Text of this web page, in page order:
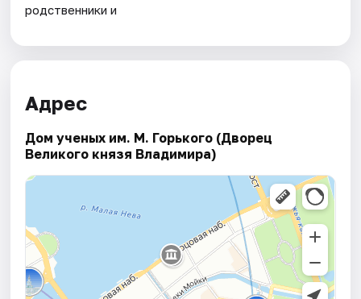
родственники и
Адрес
Дом ученых им. М. Горького (Дворец
Великого князя Владимира)